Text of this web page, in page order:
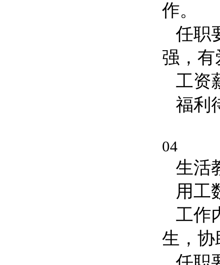
作。
任职
强，
工资
福利
04
生活
用工
工作
生，协